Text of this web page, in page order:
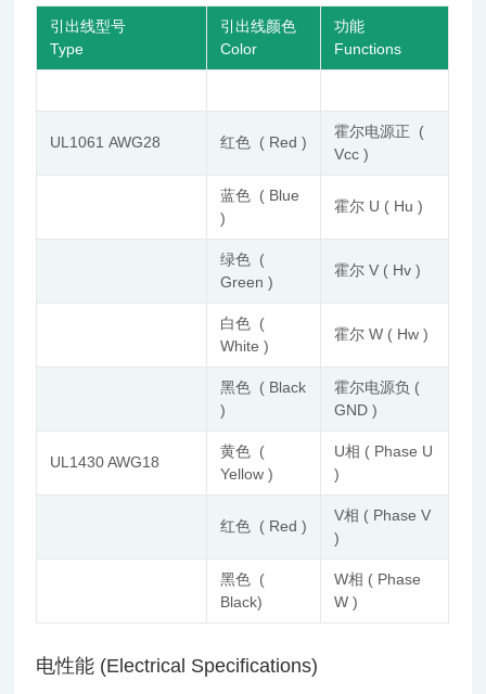
引出线型号
Type
引出线颜色
Color
功能
Functions
UL1061 AWG28 红色 ( Red )
霍尔电源正 (
Vcc )
蓝色 ( Blue
)
霍尔 U ( Hu )
绿色 (
Green )
霍尔 V ( Hv )
白色 (
White )
霍尔 W ( Hw )
黑色 ( Black
)
霍尔电源负 (
GND )
UL1430 AWG18
黄色 (
Yellow )
U相 ( Phase U
)
红色 ( Red )
V相 ( Phase V
)
黑色 (
Black)
W相 ( Phase
W )
电性能 (Electrical Specifications)